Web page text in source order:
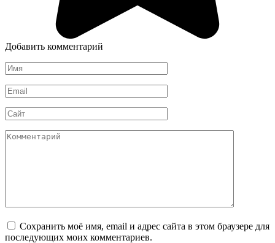
Добавить комментарий
Имя
*
Email
*
Сайт
Комментарий
Сохранить моё имя, email и адрес сайта в этом браузере для
последующих моих комментариев.